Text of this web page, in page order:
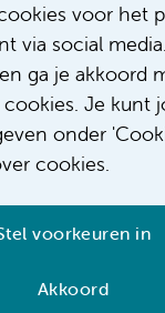
voor het
via social
ga je akkoord
cookies. Je kunt
onder
cookies.
voorkeuren in
Akkoord
• Sitemap